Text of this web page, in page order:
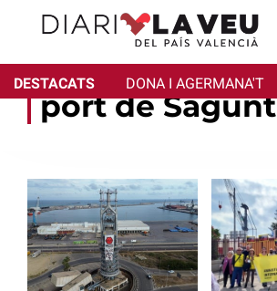
DESTACATS DONA I AGERMANA'T
port de Sagunt